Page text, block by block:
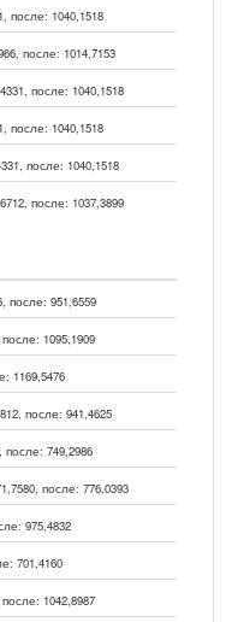
после: 1040,1518
после: 1014,7153
после: 1040,1518
после: 1040,1518
после: 1040,1518
после: 1037,3899
после: 951,6559
1095,1909
1169,5476
после: 941,4625
после: 749,2986
после: 776,0393
975,4832
701,4160
1042,8987